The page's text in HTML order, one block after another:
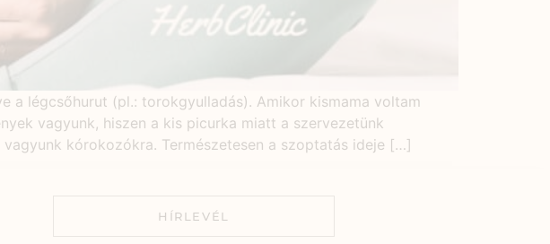
a légcsőhurut (pl.: torokgyulladás). Amikor kismama voltam
vagyunk, hiszen a kis picurka miatt a szervezetünk
kórokozókra. Természetesen a szoptatás ideje […]
HÍRLEVÉL